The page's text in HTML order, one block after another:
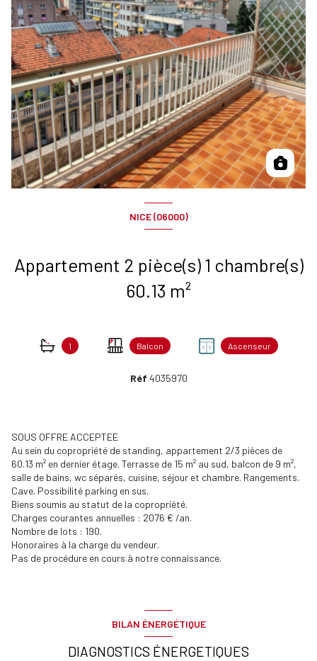
NICE (06000)
Appartement 2 pièce(s) 1 chambre(s)
60.13 m²
1 Balcon Ascenseur
Réf 4035970
SOUS OFFRE ACCEPTEE
Au sein du copropriété de standing, appartement 2/3 pièces de
60.13 m² en dernier étage. Terrasse de 15 m² au sud, balcon de 9 m²,
salle de bains, wc séparés, cuisine, séjour et chambre. Rangements.
Cave. Possibilité parking en sus.
Biens soumis au statut de la copropriété.
Charges courantes annuelles : 2076 € /an.
Nombre de lots : 190.
Honoraires à la charge du vendeur.
Pas de procédure en cours à notre connaissance.
BILAN ÉNERGÉTIQUE
DIAGNOSTICS ÉNERGETIQUES